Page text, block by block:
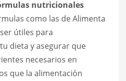
nutricionales
como las de Alimenta
útiles para
dieta y asegurar que
necesarios en
que la alimentación